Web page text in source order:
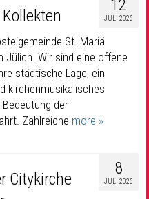
12
JULI 2026
St. Mariä
Wir sind eine offene
städtische Lage, ein
kirchenmusikalisches
der
Zahlreiche more »
8
JULI 2026
Citykirche